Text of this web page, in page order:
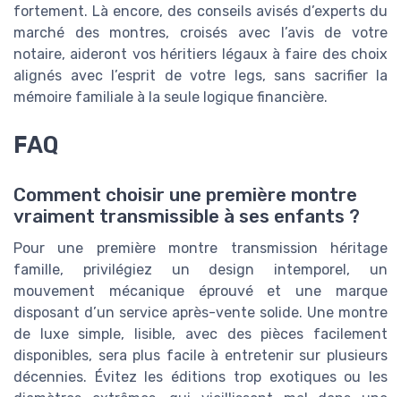
fortement. Là encore, des conseils avisés d’experts du
marché des montres, croisés avec l’avis de votre
notaire, aideront vos héritiers légaux à faire des choix
alignés avec l’esprit de votre legs, sans sacrifier la
mémoire familiale à la seule logique financière.
FAQ
Comment choisir une première montre
vraiment transmissible à ses enfants ?
Pour une première montre transmission héritage
famille, privilégiez un design intemporel, un
mouvement mécanique éprouvé et une marque
disposant d’un service après-vente solide. Une montre
de luxe simple, lisible, avec des pièces facilement
disponibles, sera plus facile à entretenir sur plusieurs
décennies. Évitez les éditions trop exotiques ou les